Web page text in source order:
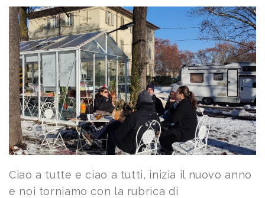
Ciao a tutte e ciao a tutti, inizia il nuovo anno
e noi torniamo con la rubrica di